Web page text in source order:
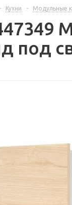
- Кухни - Модульные
под